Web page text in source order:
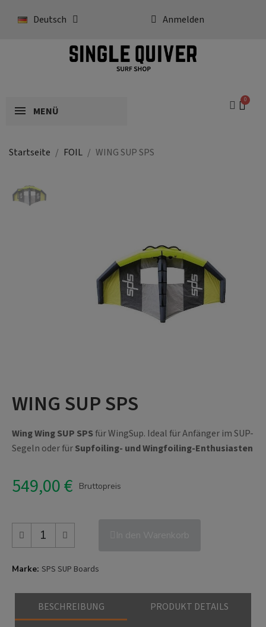
Deutsch Anmelden
MENÜ
Startseite FOIL WING SUP SPS
WING SUP SPS
Wing Wing SUP SPSfür WingSup. Ideal für Anfänger im SUP-
Segeln oder fürSupfoiling- und Wingfoiling-Enthusiasten
549,00 € Bruttopreis
Marke SPS SUP Boards
BESCHREIBUNG PRODUKT DETAILS